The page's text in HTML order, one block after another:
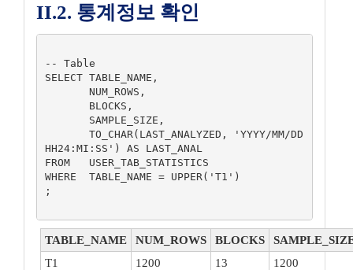
II.2. 통계정보 확인
-- Table
SELECT TABLE_NAME,
HH24:MI:SS') AS LAST_ANAL
FROM   USER_TAB_STATISTICS
WHERE  TABLE_NAME = UPPER('T1')
;
TABLE_NAME NUM_ROWS BLOCKS
T1
1200 13 1200